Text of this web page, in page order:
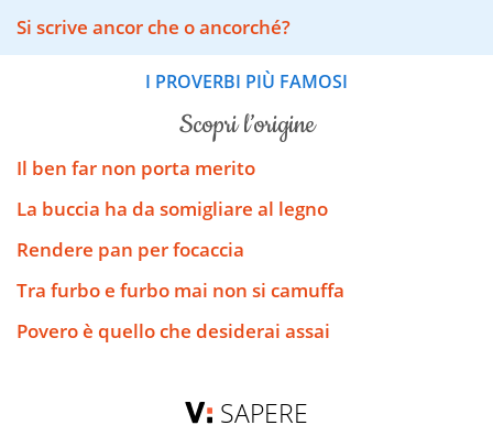
Si scrive ancor che o ancorché?
I PROVERBI PIÙ FAMOSI
scopri l’origine
Il ben far non porta merito
La buccia ha da somigliare al legno
Rendere pan per focaccia
Tra furbo e furbo mai non si camuffa
Povero è quello che desiderai assai
SAPERE